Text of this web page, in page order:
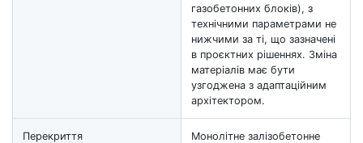
газобетонних блоків), з
технічними параметрами не
нижчими за ті, що зазначені
в проєктних рішеннях. Зміна
матеріалів має бути
узгоджена з адаптаційним
архітектором.
Перекриття
Монолітне залізобетонне